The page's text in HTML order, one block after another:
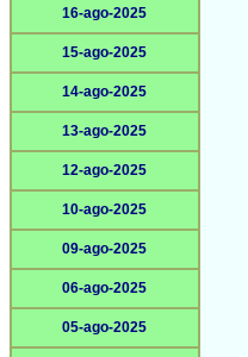
16-ago-2025
15-ago-2025
14-ago-2025
13-ago-2025
12-ago-2025
10-ago-2025
09-ago-2025
06-ago-2025
05-ago-2025